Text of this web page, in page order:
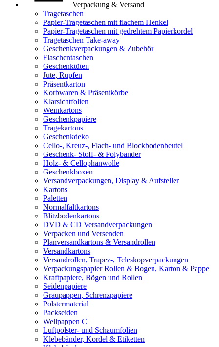
Verpackung & Versand
Tragetaschen
Papier-Tragetaschen mit flachem Henkel
Papier-Tragetaschen mit gedrehtem Papierkordel
Tragetaschen Take-away
Geschenkverpackungen & Zubehör
Flaschentaschen
Geschenktüten
Jute, Rupfen
Präsentkarton
Korbwaren & Präsentkörbe
Klarsichtfolien
Weinkartons
Geschenkpapiere
Tragekartons
Geschenkdeko
Cello-, Kreuz-, Flach- und Blockbodenbeutel
Geschenk- Stoff- & Polybänder
Holz- & Cellophanwolle
Geschenkboxen
Versandverpackungen, Display & Aufsteller
Kartons
Paletten
Normalfaltkartons
Blitzbodenkartons
DVD & CD Versandverpackungen
Verpacken und Versenden
Planversandkartons & Versandrollen
Versandkartons
Versandrollen, Trapez-, Teleskopverpackungen
Verpackungspapier Rollen & Bogen, Karton & Pappe
Kraftpapiere, Bögen und Rollen
Seidenpapiere
Graupappen, Schrenzpapiere
Polstermaterial
Packseiden
Wellpappen C
Luftpolster- und Schaumfolien
Klebebänder, Kordel & Etiketten